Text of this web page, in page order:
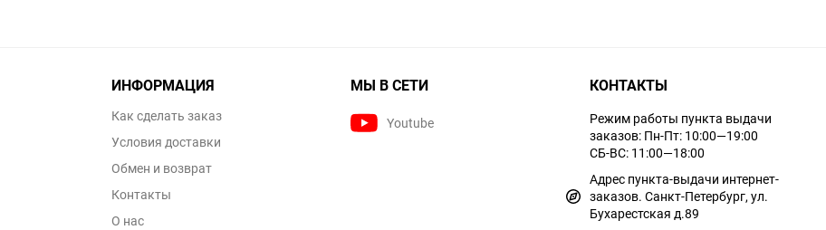
ИНФОРМАЦИЯ
Как сделать заказ
Условия доставки
Обмен и возврат
Контакты
О нас
МЫ В СЕТИ
Youtube
КОНТАКТЫ
Режим работы пункта выдачи
заказов: Пн-Пт: 10:00—19:00
СБ-ВС: 11:00—18:00
Адрес пункта-выдачи интернет-
заказов. Санкт-Петербург, ул.
Бухарестская д.89